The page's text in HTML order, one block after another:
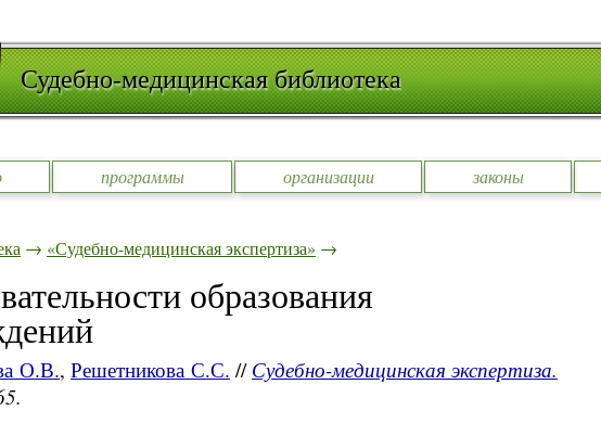
Судебно-медицинская библиотека
программы организации законы
→ «Судебно-медицинская экспертиза» →
образования
О.В., Решетникова С.С. // Судебно-медицинская экспертиза.